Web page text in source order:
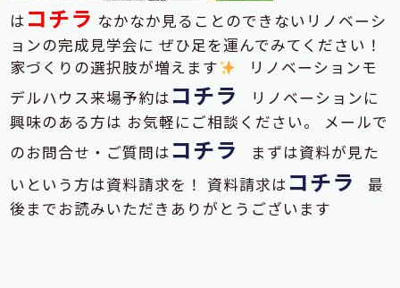
は コチラ なかなか見ることのできないリノベーシ
ョンの完成見学会に ぜひ足を運んでみてください！
家づくりの選択肢が増えます
リノベーションモ
デルハウス来場予約は コチラ
リノベーションに
興味のある方は お気軽にご相談ください。 メールで
のお問合せ・ご質問は コチラ
まずは資料が見た
いという方は資料請求を！ 資料請求は コチラ
最
後までお読みいただきありがとうございます